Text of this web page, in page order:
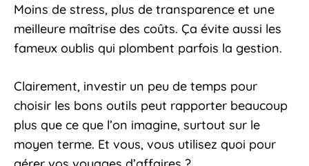
Moins de stress, plus de transparence et une
meilleure maîtrise des coûts. Ça évite aussi les
fameux oublis qui plombent parfois la gestion.
Clairement, investir un peu de temps pour
choisir les bons outils peut rapporter beaucoup
plus que ce que l’on imagine, surtout sur le
moyen terme. Et vous, vous utilisez quoi pour